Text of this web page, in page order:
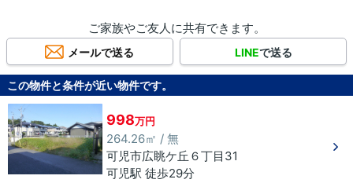
ご家族やご友人に共有できます。
メールで送る LINEで送る
この物件と条件が近い物件です。
998万円
264.26㎡ / 無
可児市広眺ケ丘 ６丁目 31
可児駅 徒歩29分